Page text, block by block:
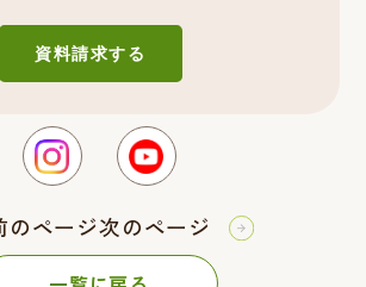
資料請求する
のページ次のページ